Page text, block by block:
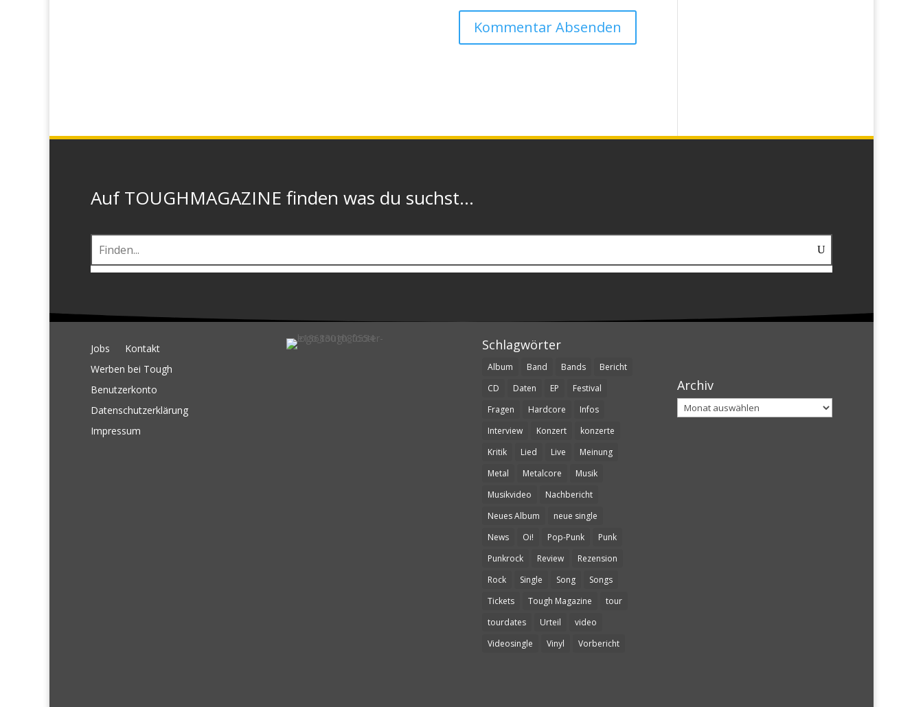
Auf TOUGHMAGAZINE finden was du suchst...
Jobs
Kontakt
Werben bei Tough
Benutzerkonto
Datenschutzerklärung
Impressum
Schlagwörter
Album Band Bands
Bericht
CD
Daten EP
Festival
Fragen
Hardcore
Infos
Interview
Konzert
konzerte
Kritik
Lied Live
Meinung
Metal
Metalcore
Musik
Musikvideo
Nachbericht
Neues Album
neue single
News
Oi! Pop-Punk
Punk
Punkrock
Review
Rezension
Rock
Single Song
Songs
Tickets
Tough Magazine
tour
tourdates
Urteil
video
Videosingle
Vinyl Vorbericht
Archiv
Archiv